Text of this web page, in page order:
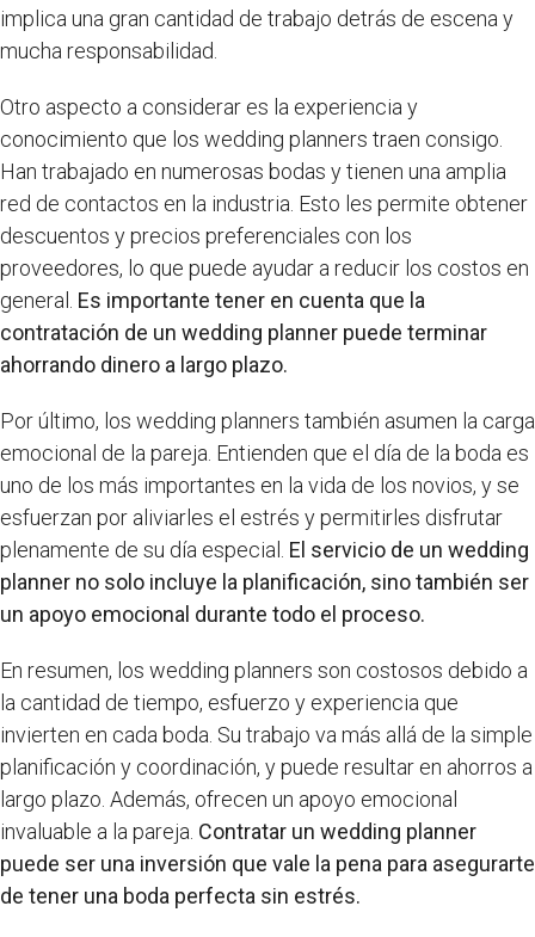
implica una gran cantidad de trabajo detrás de escena y
mucha responsabilidad.
Otro aspecto a considerar es la experiencia y
conocimiento que los wedding planners traen consigo.
Han trabajado en numerosas bodas y tienen una amplia
red de contactos en la industria. Esto les permite obtener
descuentos y precios preferenciales con los
proveedores, lo que puede ayudar a reducir los costos en
general. Es importante tener en cuenta que la
contratación de un wedding planner puede terminar
ahorrando dinero a largo plazo.
Por último, los wedding planners también asumen la carga
emocional de la pareja. Entienden que el día de la boda es
uno de los más importantes en la vida de los novios, y se
esfuerzan por aliviarles el estrés y permitirles disfrutar
plenamente de su día especial. El servicio de un wedding
planner no solo incluye la planificación, sino también ser
un apoyo emocional durante todo el proceso.
En resumen, los wedding planners son costosos debido a
la cantidad de tiempo, esfuerzo y experiencia que
invierten en cada boda. Su trabajo va más allá de la simple
planificación y coordinación, y puede resultar en ahorros a
largo plazo. Además, ofrecen un apoyo emocional
invaluable a la pareja. Contratar un wedding planner
puede ser una inversión que vale la pena para asegurarte
de tener una boda perfecta sin estrés.